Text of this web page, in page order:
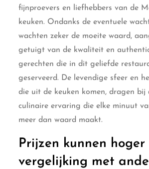
fijnproevers en liefhebbers van de
keuken. Ondanks de eventuele
wachten zeker de moeite waard,
getuigt van de kwaliteit en
gerechten die in dit geliefde
geserveerd. De levendige sfeer en
die uit de keuken komen, dragen bij
culinaire ervaring die elke minuut
meer dan waard maakt.
Prijzen kunnen
vergelijking met